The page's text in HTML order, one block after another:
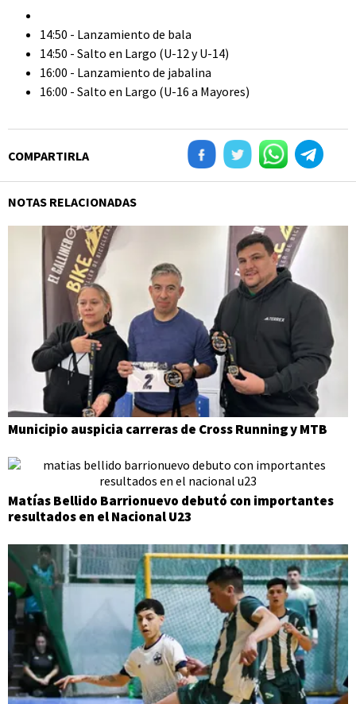
14:50 - Lanzamiento de bala
14:50 - Salto en Largo (U-12 y U-14)
16:00 - Lanzamiento de jabalina
16:00 - Salto en Largo (U-16 a Mayores)
COMPARTIRLA
NOTAS RELACIONADAS
Municipio auspicia carreras de Cross Running y MTB
Matías Bellido Barrionuevo debutó con importantes
resultados en el Nacional U23